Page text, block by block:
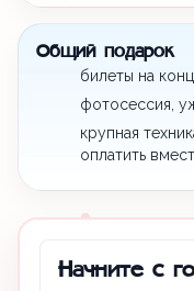
Общий подарок
билеты на
фотосессия,
крупная
оплатить
Начните с